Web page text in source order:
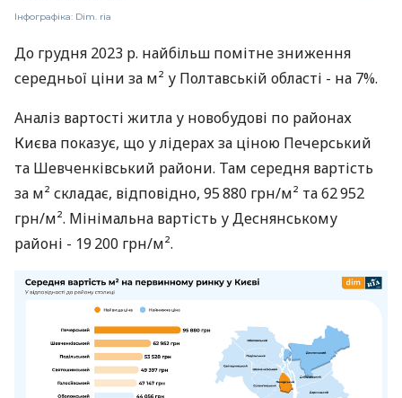
Інфографіка: Dim. ria
До грудня 2023 р. найбільш помітне зниження
середньої ціни за м² у Полтавській області - на 7%.
Аналіз вартості житла у новобудові по районах
Києва показує, що у лідерах за ціною Печерський
та Шевченківський райони. Там середня вартість
за м² складає, відповідно, 95 880 грн/м² та 62 952
грн/м². Мінімальна вартість у Деснянському
районі - 19 200 грн/м².